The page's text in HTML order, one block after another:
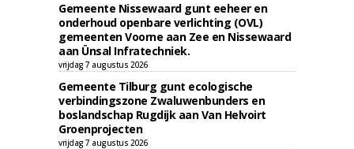
Gemeente Nissewaard gunt eeheer en
onderhoud openbare verlichting (OVL)
gemeenten Voorne aan Zee en Nissewaard
aan Ünsal Infratechniek.
vrijdag 7 augustus 2026
Gemeente Tilburg gunt ecologische
verbindingszone Zwaluwenbunders en
boslandschap Rugdijk aan Van Helvoirt
Groenprojecten
vrijdag 7 augustus 2026